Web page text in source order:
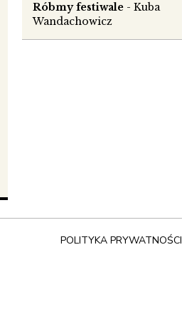
Róbmy festiwale - Kuba
Wandachowicz
POLITYKA PRYWATNOŚCI